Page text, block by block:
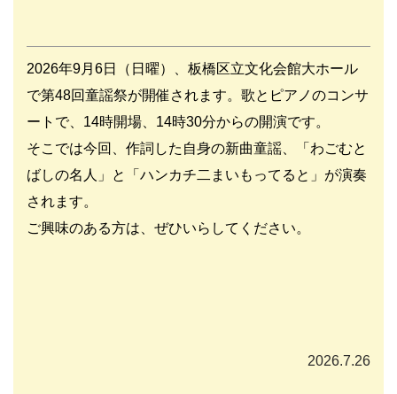
2026年9月6日（日曜）、板橋区立文化会館大ホール
で第48回童謡祭が開催されます。歌とピアノのコンサ
ートで、14時開場、14時30分からの開演です。
そこでは今回、作詞した自身の新曲童謡、「わごむと
ばしの名人」と「ハンカチ二まいもってると」が演奏
されます。
ご興味のある方は、ぜひいらしてください。
2026.7.26